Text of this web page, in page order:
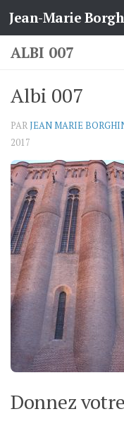
Skip to content
Jean-Marie
ALBI 007
Albi 007
PARJEAN MARIE
2017
Donnez